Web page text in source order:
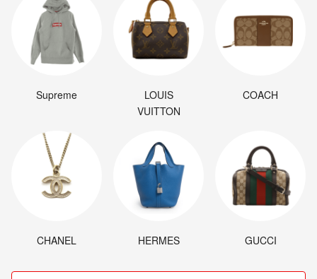
Supreme
LOUIS
VUITTON
COACH
CHANEL HERMES GUCCI